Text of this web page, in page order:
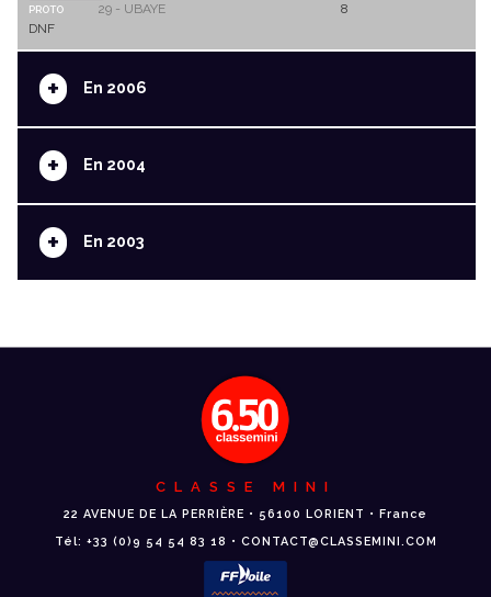
PROTO
29 - UBAYE
8
DNF
+ En 2006
+ En 2004
+ En 2003
CLASSE MINI
22 AVENUE DE LA PERRIÈRE • 56100 LORIENT • France
Tél: +33 (0)9 54 54 83 18 • CONTACT@CLASSEMINI.COM